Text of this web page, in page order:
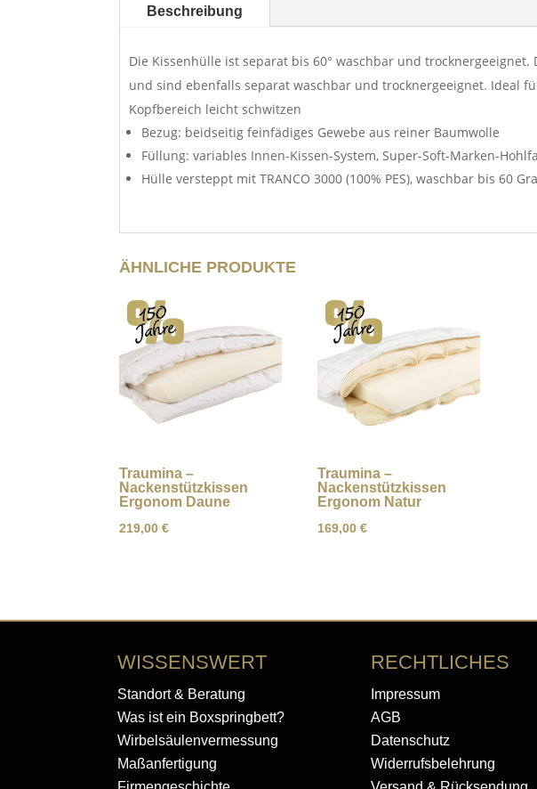
Beschreibung
Die Kissenhülle ist separat bis 60° waschbar und
und sind ebenfalls separat waschbar und trocknergeeignet. Ideal
Kopfbereich leicht schwitzen
Bezug: beidseitig feinfädiges Gewebe aus reiner Baumwolle
Füllung: variables Innen-Kissen-System, Super-Soft-Marken-
Hülle versteppt mit TRANCO 3000 (100% PES), waschbar bis 60
ÄHNLICHE PRODUKTE
Traumina –
Nackenstützkissen
Ergonom Daune
219,00€
Traumina –
Nackenstützkissen
Ergonom Natur
169,00€
WISSENSWERT
Standort & Beratung
Was ist ein Boxspringbett?
Wirbelsäulenvermessung
Maßanfertigung
RECHTLICHES
Impressum
AGB
Datenschutz
Widerrufsbelehrung